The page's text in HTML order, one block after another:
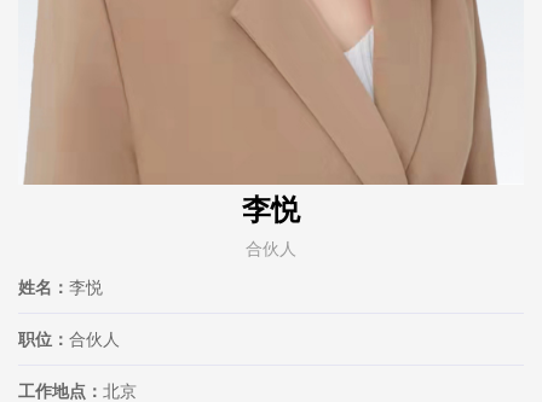
李悦
合伙人
姓名： 李悦
职位： 合伙人
工作地点： 北京